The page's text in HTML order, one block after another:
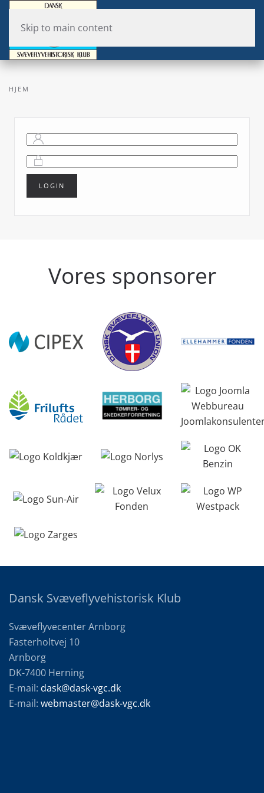
Skip to main content
HJEM
LOGIN
Vores sponsorer
Dansk Svæveflyvehistorisk Klub
Svæveflyvecenter Arnborg
Fasterholtvej 10
Arnborg
DK-7400 Herning
E-mail: dask@dask-vgc.dk
E-mail: webmaster@dask-vgc.dk